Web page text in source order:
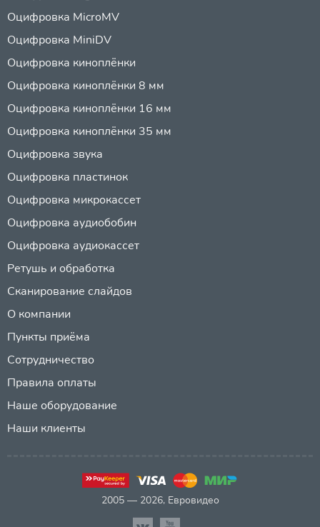
Оцифровка MicroMV
Оцифровка MiniDV
Оцифровка киноплёнки
Оцифровка киноплёнки 8 мм
Оцифровка киноплёнки 16 мм
Оцифровка киноплёнки 35 мм
Оцифровка звука
Оцифровка пластинок
Оцифровка микрокассет
Оцифровка аудиобобин
Оцифровка аудиокассет
Ретушь и обработка
Сканирование слайдов
О компании
Пункты приёма
Сотрудничество
Правила оплаты
Наше оборудование
Наши клиенты
2005 — 2026, Евровидео